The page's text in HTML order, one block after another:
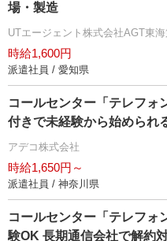
場・製造
UTエージェント株式会社AGT東
時給1,600円
派遣社員 / 愛知県
コールセンター「テレフォ
付きで未経験から始められ
アデコ株式会社
時給1,650円～
派遣社員 / 神奈川県
コールセンター「テレフォ
験OK 長期通信会社で解約